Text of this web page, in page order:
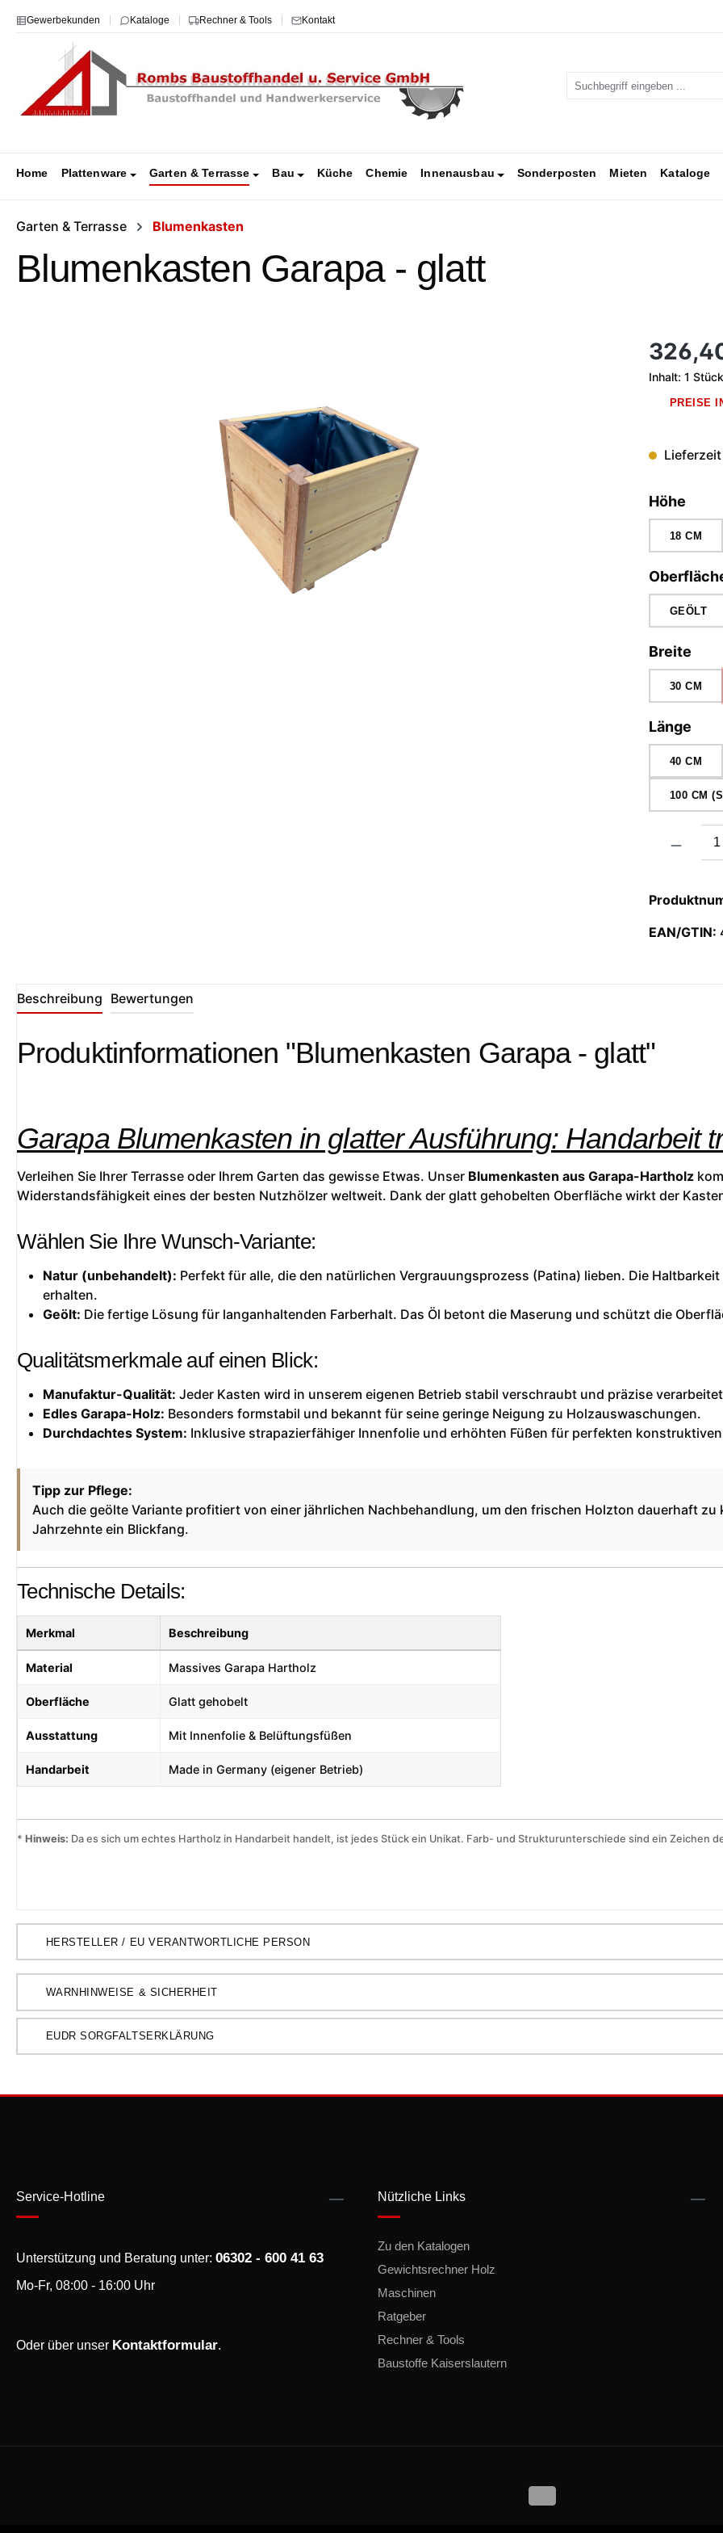
Hauptinhalt springen
Zur Suche springen
Zur Hauptnavigation springen
Gewerbekunden Kataloge Rechner & Tools Kontakt
Home Plattenware Garten & Terrasse Bau Küche Chemie Innenausbau Sonderposten Mieten Kataloge
Garten & Terrasse Blumenkasten
Blumenkasten Garapa - glatt
Regulärer
Inhalt: 1 Stück
PREISE
Höhe
18 CM
GEÖLT
Breite
30 CM
Länge
40 CM
100 CM
EAN/GTIN:
Beschreibung Bewertungen
Produktinformationen "Blumenkasten Garapa - glatt"
Garapa Blumenkasten in glatter Ausführung: Handarbeit
Verleihen Sie Ihrer Terrasse oder Ihrem Garten das gewisse Etwas. Unser Blumenkasten aus Garapa-Hartholz
Widerstandsfähigkeit eines der besten Nutzhölzer weltweit. Dank der glatt gehobelten Oberfläche wirkt der
Wählen Sie Ihre Wunsch-Variante:
Natur (unbehandelt): Perfekt für alle, die den natürlichen Vergrauungsprozess (Patina) lieben. Die
erhalten.
Geölt: Die fertige Lösung für langanhaltenden Farberhalt. Das Öl betont die Maserung und schützt die
Qualitätsmerkmale auf einen Blick:
Manufaktur-Qualität: Jeder Kasten wird in unserem eigenen Betrieb stabil verschraubt und präzise
Edles Garapa-Holz: Besonders formstabil und bekannt für seine geringe Neigung zu Holzauswaschungen.
Durchdachtes System: Inklusive strapazierfähiger Innenfolie und erhöhten Füßen für perfekten
Tipp zur Pflege:
Auch die geölte Variante profitiert von einer jährlichen Nachbehandlung, um den frischen Holzton dauerhaft
Jahrzehnte ein Blickfang.
Technische Details:
Merkmal Beschreibung
Material Massives Garapa Hartholz
Oberfläche Glatt gehobelt
Ausstattung Mit Innenfolie & Belüftungsfüßen
Handarbeit Made in Germany (eigener Betrieb)
* Hinweis: Da es sich um echtes Hartholz in Handarbeit handelt, ist jedes Stück ein Unikat. Farb- und Strukturunterschiede sind ein Zeichen
HERSTELLER / EU VERANTWORTLICHE PERSON
WARNHINWEISE & SICHERHEIT
EUDR SORGFALTSERKLÄRUNG
Service-Hotline
Unterstützung und Beratung unter: 06302 - 600 41 63
Mo-Fr, 08:00 - 16:00 Uhr
Oder über unser Kontaktformular.
Nützliche Links
Zu den Katalogen
Gewichtsrechner Holz
Maschinen
Ratgeber
Rechner & Tools
Baustoffe Kaiserslautern